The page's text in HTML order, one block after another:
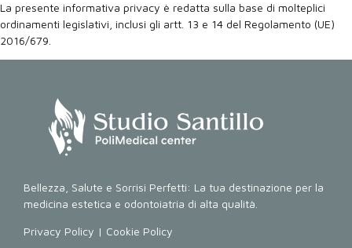
La presente informativa privacy è redatta sulla base di molteplici
ordinamenti legislativi, inclusi gli artt. 13 e 14 del Regolamento (UE)
2016/679.
Bellezza, Salute e Sorrisi Perfetti: La tua destinazione per la
medicina estetica e odontoiatria di alta qualità.
Privacy Policy | Cookie Policy